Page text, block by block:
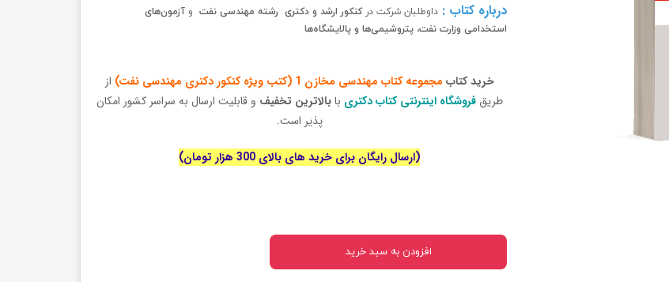
درباره کتاب : داوطلبان شرکت در کنکور ارشد و دکتری رشته مهندسی نفت و آزمون‌های
استخدامی وزارت نفت، پتروشیمی‌ها و پالایشگاه‌ها
خرید کتاب مجموعهکتاب مهندسی مخازن 1 (کتب ویژه کنکور دکتری مهندسی نفت)
از
طریقفروشگاه اینترنتی کتاب دکتری بابالاترین تخفیف و قابلیت ارسال به سراسر کشور امکان
پذیر است.
(ارسال رایگان برای خرید های بالای 300 هزار تومان)
افزودن به سبد خرید